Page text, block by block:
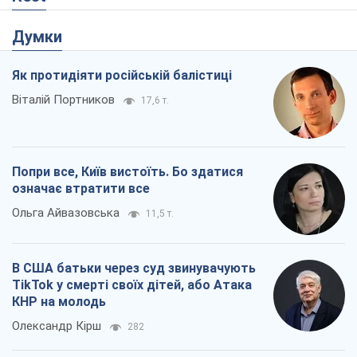
Думки
Як протидіяти російській балістиці
Віталій Портников 17,6 т.
Попри все, Київ вистоїть. Бо здатися
означає втратити все
Ольга Айвазовська 11,5 т.
В США батьки через суд звинувачують
TikTok у смерті своїх дітей, або Атака
КНР на молодь
Олександр Кірш 282